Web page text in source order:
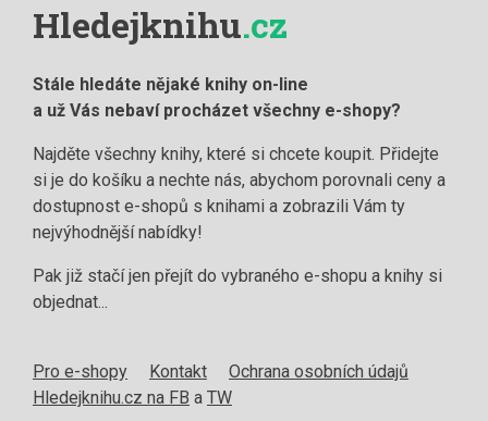
Hledejknihu.cz
Stále hledáte nějaké knihy on-line
a už Vás nebaví procházet všechny e-shopy?
Najděte všechny knihy, které si chcete koupit. Přidejte
si je do košíku a nechte nás, abychom porovnali ceny a
dostupnost e-shopů s knihami a zobrazili Vám ty
nejvýhodnější nabídky!
Pak již stačí jen přejít do vybraného e-shopu a knihy si
objednat...
Pro e-shopy Kontakt
Ochrana osobních údajů
Hledejknihu.cz na FB a TW